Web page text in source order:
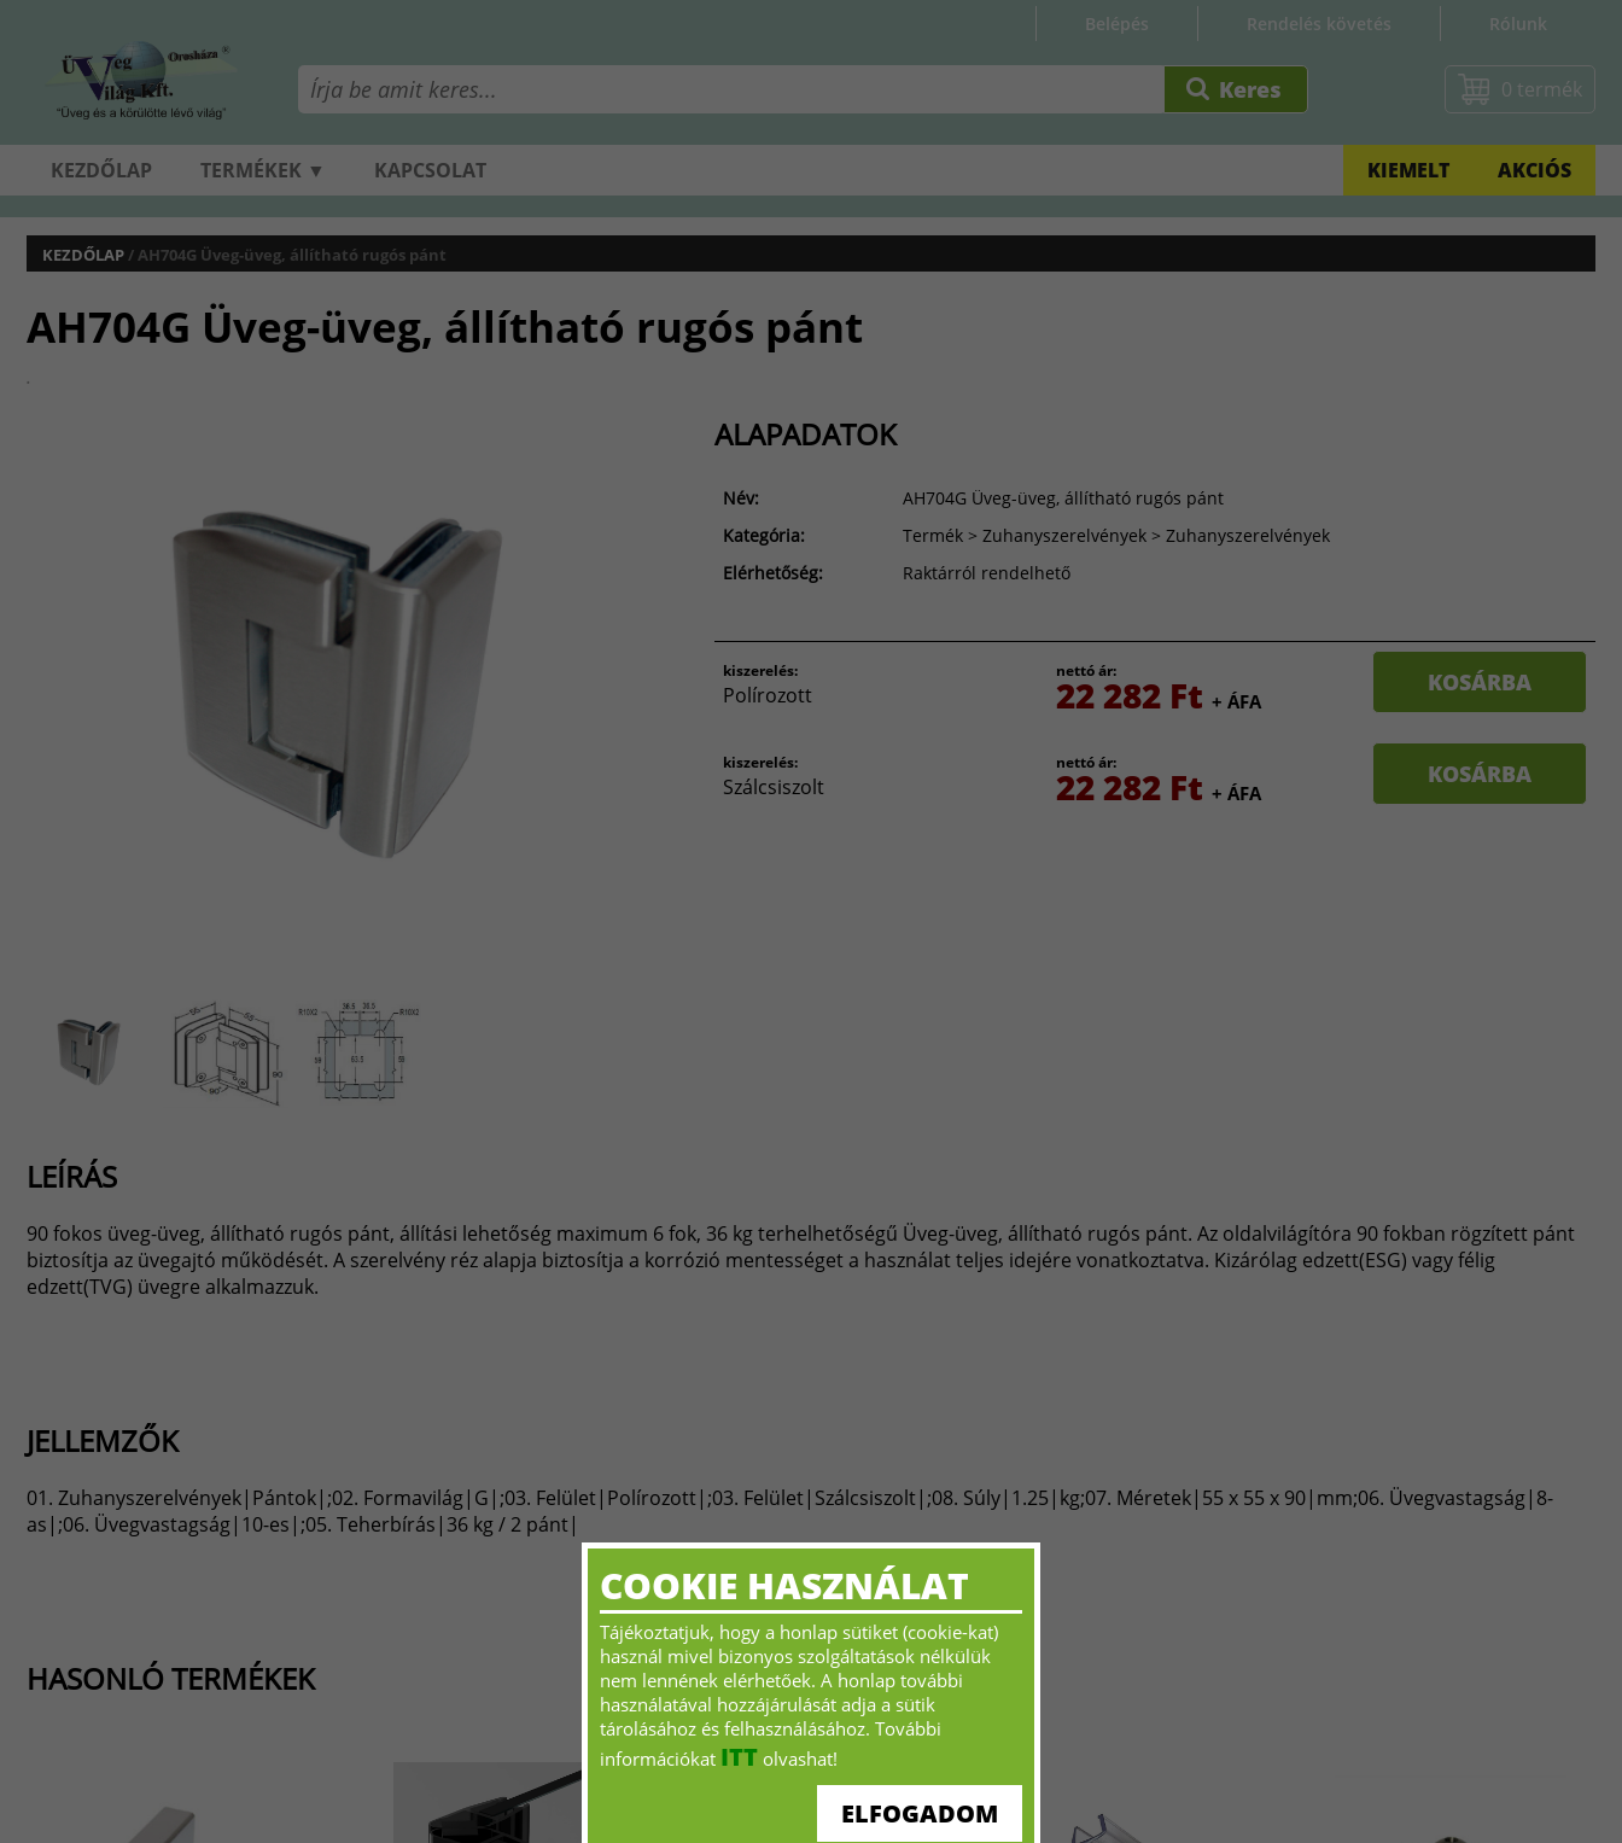
Rólunk
Rendelés követés
Belépés
0 termék
KEZDŐLAP TERMÉKEK ▼ KAPCSOLAT AKCIÓS
KIEMELT
KEZDŐLAP/ AH704G Üveg-üveg, állítható rugós pánt
AH704G Üveg-üveg, állítható rugós pánt
.
ALAPADATOK
Név:
AH704G Üveg-üveg, állítható rugós pánt
Kategória:
Termék > Zuhanyszerelvények > Zuhanyszerelvények
Elérhetőség:
Raktárról rendelhető
kiszerelés:
Polírozott
nettó ár:
22 282 Ft + ÁFA
KOSÁRBA
kiszerelés:
Szálcsiszolt
nettó ár:
22 282 Ft + ÁFA
KOSÁRBA
LEÍRÁS
90 fokos üveg-üveg, állítható rugós pánt, állítási lehetőség maximum 6 fok, 36 kg terhelhetőségű Üveg-üveg, állítható rugós pánt. Az oldalvilágítóra 90 fokban rögzített pánt
biztosítja az üvegajtó működését. A szerelvény réz alapja biztosítja a korrózió mentességet a használat teljes idejére vonatkoztatva. Kizárólag edzett(ESG) vagy félig
edzett(TVG) üvegre alkalmazzuk.
JELLEMZŐK
01. Zuhanyszerelvények|Pántok|;02. Formavilág|G|;03. Felület|Polírozott|;03. Felület|Szálcsiszolt|;08. Súly|1.25|kg;07. Méretek|55 x 55 x 90|mm;06. Üvegvastagság|8-
as|;06. Üvegvastagság|10-es|;05. Teherbírás|36 kg / 2 pánt|
HASONLÓ TERMÉKEK
COOKIE HASZNÁLAT
Tájékoztatjuk, hogy a honlap sütiket (cookie-kat)
használ mivel bizonyos szolgáltatások nélkülük
nem lennének elérhetőek. A honlap további
használatával hozzájárulását adja a sütik
tárolásához és felhasználásához. További
információkat ITT olvashat!
ELFOGADOM